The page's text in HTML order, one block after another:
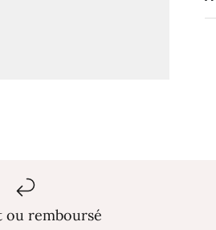
ou remboursé